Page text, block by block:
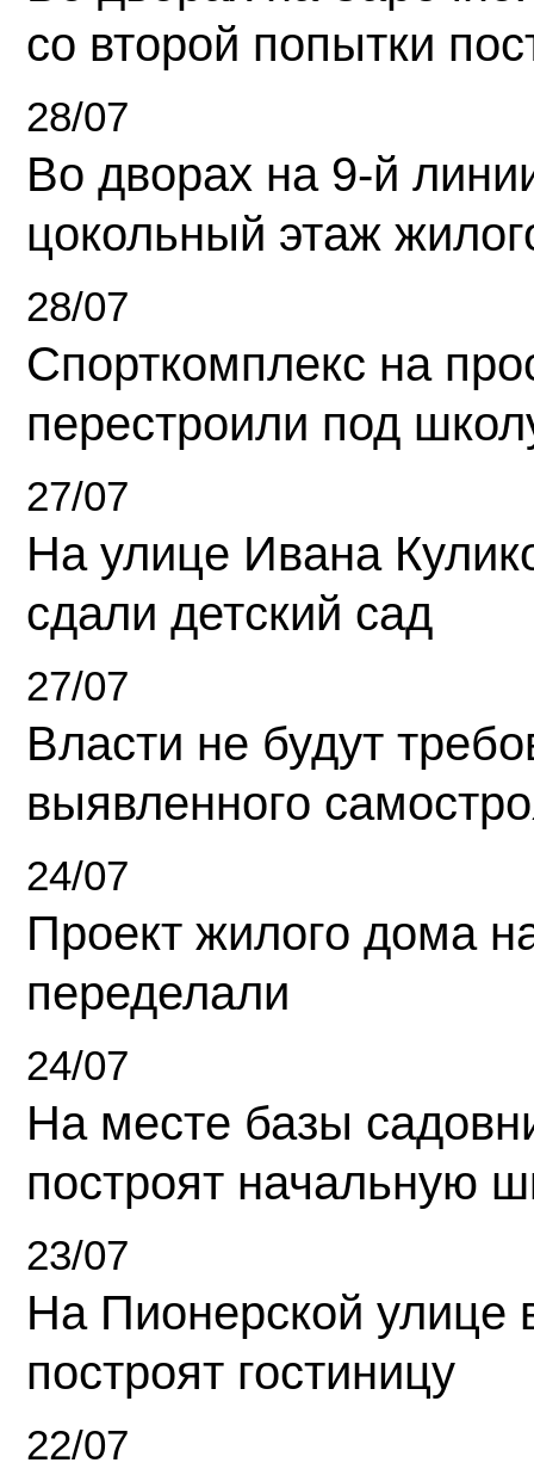
со второй попытки
28/07
Во дворах на 9-й
цокольный этаж
28/07
Спорткомплекс на
перестроили под
27/07
На улице Ивана
сдали детский сад
27/07
Власти не будут
выявленного
24/07
Проект жилого дома
переделали
24/07
На месте базы
построят начальную
23/07
На Пионерской улице
построят гостиницу
22/07